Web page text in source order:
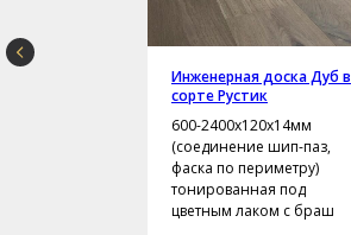
Инженерная доска Дуб в
сорте Рустик
600-2400х120х14мм
(соединение шип-паз,
фаска по периметру)
тонированная под
цветным лаком с браш